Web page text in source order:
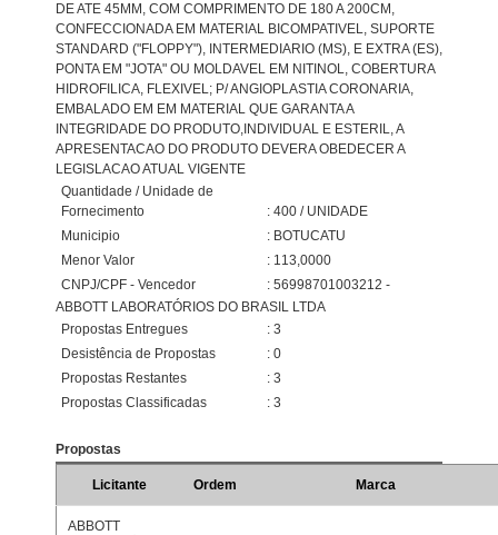
DE ATE 45MM, COM COMPRIMENTO DE 180 A 200CM,
CONFECCIONADA EM MATERIAL BICOMPATIVEL, SUPORTE
STANDARD ("FLOPPY"), INTERMEDIARIO (MS), E EXTRA (ES),
PONTA EM "JOTA" OU MOLDAVEL EM NITINOL, COBERTURA
HIDROFILICA, FLEXIVEL; P/ ANGIOPLASTIA CORONARIA,
EMBALADO EM EM MATERIAL QUE GARANTA A
INTEGRIDADE DO PRODUTO,INDIVIDUAL E ESTERIL, A
APRESENTACAO DO PRODUTO DEVERA OBEDECER A
LEGISLACAO ATUAL VIGENTE
Quantidade / Unidade de
Fornecimento
: 400 / UNIDADE
Municipio
: BOTUCATU
Menor Valor
: 113,0000
CNPJ/CPF - Vencedor
: 56998701003212 -
ABBOTT LABORATÓRIOS DO BRASIL LTDA
Propostas Entregues
: 3
Desistência de Propostas
: 0
Propostas Restantes
: 3
Propostas Classificadas
: 3
Propostas
Licitante Ordem Marca
ABBOTT